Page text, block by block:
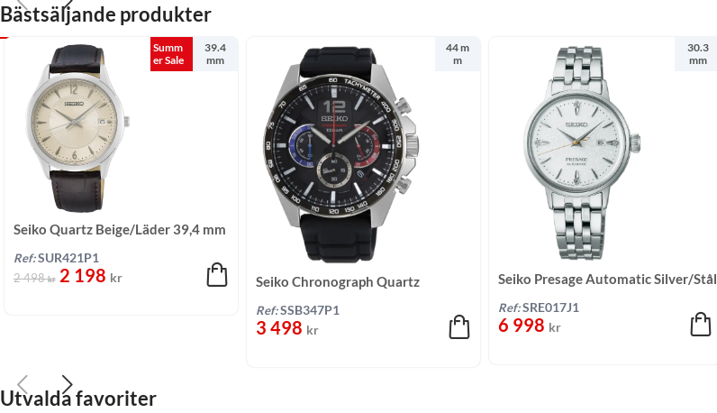
Bästsäljande produkter
Summ
er Sale
39.4
mm
Seiko Quartz Beige/Läder 39,4 mm
Ref:SUR421P1
2 498kr 2 198 kr
44 m
m
Seiko Chronograph Quartz
Ref: SSB347P1
3 498 kr
30.3
mm
Seiko Presage Automatic Silver/Stål
Ref: SRE017J1
6 998 kr
Utvalda favoriter